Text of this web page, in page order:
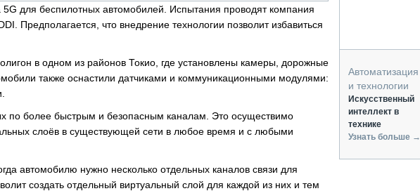
КАРЬЕРНАЯ ТЕХНИКА
ЛОГИСТИКА И СКЛАД
КОМПЛЕКТУЮЩИЕ И СЕРВИС
для беспилотных автомобилей.
Испытания проводят компания
Предполагается, что внедрение технологии позволит избавиться
в одном из районов Токио, где установлены камеры, дорожные
также оснастили датчиками и коммуникационными модулями:
по более быстрым и безопасным каналам. Это осуществимо
слоёв в существующей сети в любое время и с любыми
автомобилю нужно несколько отдельных каналов связи для
создать отдельный виртуальный слой для каждой из них и тем
Автоматизация
и технологии
Искусственный
интеллект в
технике
Узнать больше →